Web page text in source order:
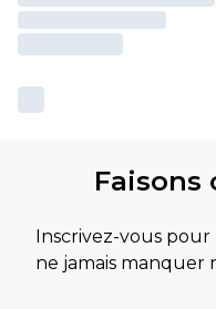
Faisons
Inscrivez-vous pour
ne jamais manquer